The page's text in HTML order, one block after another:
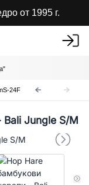
от 1995 г.
24F
Jungle S/M